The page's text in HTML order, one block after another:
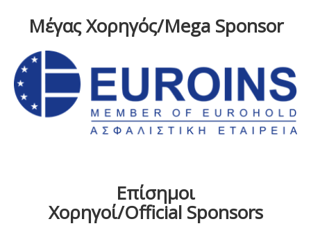
Μέγας Χορηγός/Mega Sponsor
Επίσημοι
Χορηγοί/Official Sponsors